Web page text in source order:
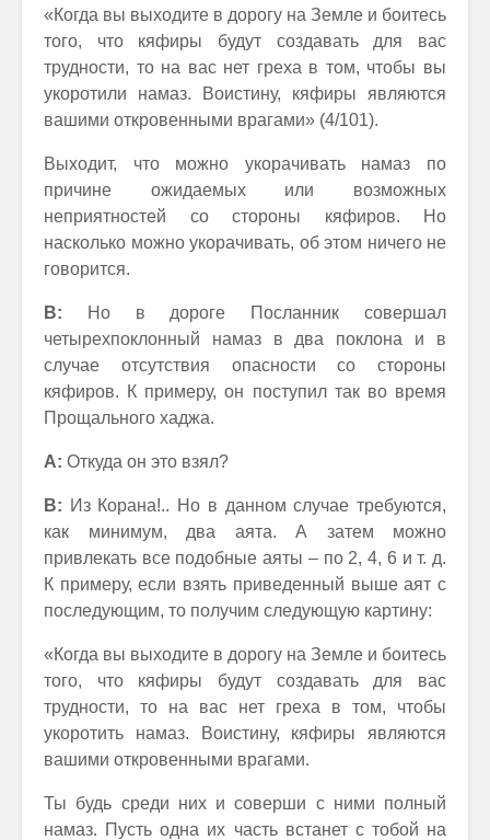
«Когда вы выходите в дорогу на Земле и боитесь
того, что кяфиры будут создавать для вас
трудности, то на вас нет греха в том, чтобы вы
укоротили намаз. Воистину, кяфиры являются
вашими откровенными врагами» (4/101).
Выходит, что можно укорачивать намаз по
причине ожидаемых или возможных
неприятностей со стороны кяфиров. Но
насколько можно укорачивать, об этом ничего не
говорится.
В: Но в дороге Посланник совершал
четырехпоклонный намаз в два поклона и в
случае отсутствия опасности со стороны
кяфиров. К примеру, он поступил так во время
Прощального хаджа.
А: Откуда он это взял?
В: Из Корана!.. Но в данном случае требуются,
как минимум, два аята. А затем можно
привлекать все подобные аяты – по 2, 4, 6 и т. д.
К примеру, если взять приведенный выше аят с
последующим, то получим следующую картину:
«Когда вы выходите в дорогу на Земле и боитесь
того, что кяфиры будут создавать для вас
трудности, то на вас нет греха в том, чтобы
укоротить намаз. Воистину, кяфиры являются
вашими откровенными врагами.
Ты будь среди них и соверши с ними полный
намаз. Пусть одна их часть встанет с тобой на